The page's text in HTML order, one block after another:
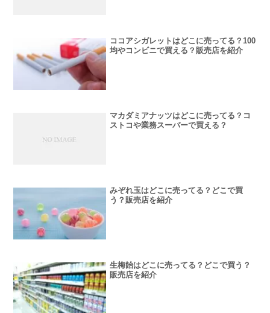
ココアシガレットはどこに売ってる？100
均やコンビニで買える？販売店を紹介
マカダミアナッツはどこに売ってる？コ
ストコや業務スーパーで買える？
みぞれ玉はどこに売ってる？どこで買
う？販売店を紹介
生梅飴はどこに売ってる？どこで買う？
販売店を紹介